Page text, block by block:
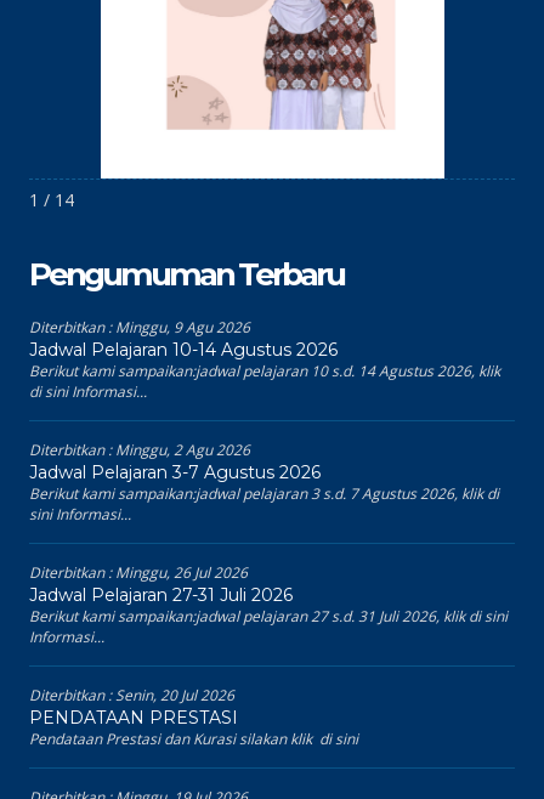
1 / 14
Pengumuman Terbaru
Diterbitkan :Minggu, 9 Agu 2026
Jadwal Pelajaran 10-14 Agustus 2026
Berikut kami sampaikan:jadwal pelajaran 10 s.d. 14 Agustus 2026, klik
di sini Informasi...
Diterbitkan :Minggu, 2 Agu 2026
Jadwal Pelajaran 3-7 Agustus 2026
Berikut kami sampaikan:jadwal pelajaran 3 s.d. 7 Agustus 2026, klik di
sini Informasi...
Diterbitkan :Minggu, 26 Jul 2026
Jadwal Pelajaran 27-31 Juli 2026
Berikut kami sampaikan:jadwal pelajaran 27 s.d. 31 Juli 2026, klik di sini
Informasi...
Diterbitkan :Senin, 20 Jul 2026
PENDATAAN PRESTASI
Pendataan Prestasi dan Kurasi silakan klik di sini